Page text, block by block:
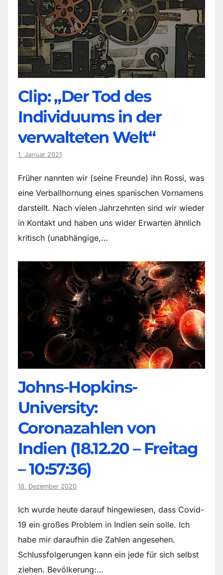
Clip: „Der Tod des
Individuums in der
verwalteten Welt“
1. Januar 2021
Früher nannten wir (seine Freunde) ihn Rossi, was
eine Verballhornung eines spanischen Vornamens
darstellt. Nach vielen Jahrzehnten sind wir wieder
in Kontakt und haben uns wider Erwarten ähnlich
kritisch (unabhängige,…
Johns-Hopkins-
University:
Coronazahlen von
Indien (18.12.20 – Freitag
– 10:57:36)
18. Dezember 2020
Ich wurde heute darauf hingewiesen, dass Covid-
19 ein großes Problem in Indien sein solle. Ich
habe mir daraufhin die Zahlen angesehen.
Schlussfolgerungen kann ein jede für sich selbst
ziehen. Bevölkerung:…